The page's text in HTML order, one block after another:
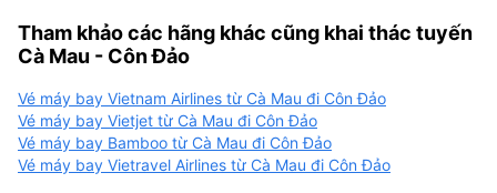
Tham khảo các hãng khác cũng khai thác tuyến
Cà Mau - Côn Đảo
Vé máy bay Vietnam Airlines từ Cà Mau đi Côn Đảo
Vé máy bay Vietjet từ Cà Mau đi Côn Đảo
Vé máy bay Bamboo từ Cà Mau đi Côn Đảo
Vé máy bay Vietravel Airlines từ Cà Mau đi Côn Đảo